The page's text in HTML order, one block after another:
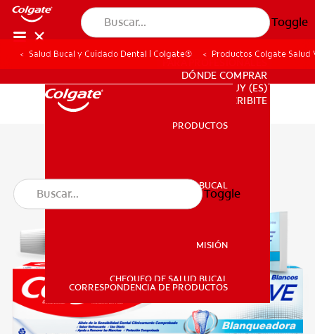
Toggle
SALUD BUCAL
MISIÓN
PARA PROFESIONALES
DÓNDE COMPRAR
UY (ES)
SUSCRIBITE
PRODUCTOS
SALUD BUCAL
MISIÓN
CHEQUEO DE SALUD BUCAL
CORRESPONDENCIA DE PRODUCTOS
Toggle
Salud Bucal y Cuidado Dental | Colgate® Productos Colgate